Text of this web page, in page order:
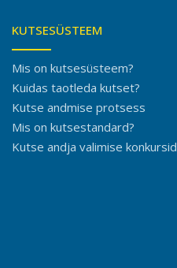
KUTSESÜSTEEM
Mis on kutsesüsteem?
Kuidas taotleda kutset?
Kutse andmise protsess
Mis on kutsestandard?
Kutse andja valimise konkursid